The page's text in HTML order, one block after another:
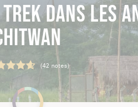
DANS LES
(42 notes)